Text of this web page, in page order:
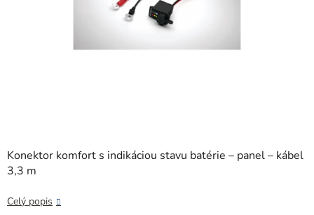
Konektor komfort s indikáciou stavu batérie – panel – kábel
3,3 m
Celý popis